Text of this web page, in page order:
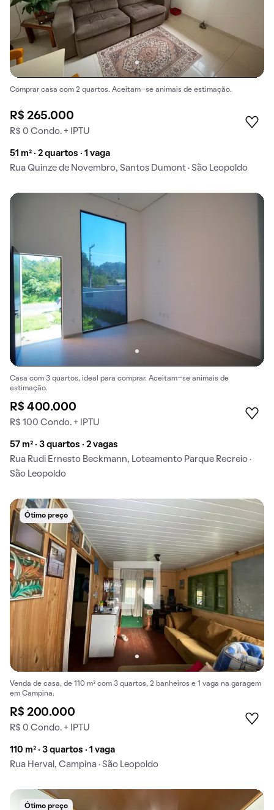
Comprar casa com 2 quartos. Aceitam-se animais de estimação.
R$ 265.000
R$ 0 Condo. + IPTU
51 m² · 2 quartos · 1 vaga
Rua Quinze de Novembro, Santos Dumont · São Leopoldo
Casa com 3 quartos, ideal para comprar. Aceitam-se animais de
estimação.
R$ 400.000
R$ 100 Condo. + IPTU
57 m² · 3 quartos · 2 vagas
Rua Rudi Ernesto Beckmann, Loteamento Parque Recreio ·
São Leopoldo
Ótimo preço
Venda de casa, de 110 m² com 3 quartos, 2 banheiros e 1 vaga na garagem
em Campina.
R$ 200.000
R$ 0 Condo. + IPTU
110 m² · 3 quartos · 1 vaga
Rua Herval, Campina · São Leopoldo
Ótimo preço